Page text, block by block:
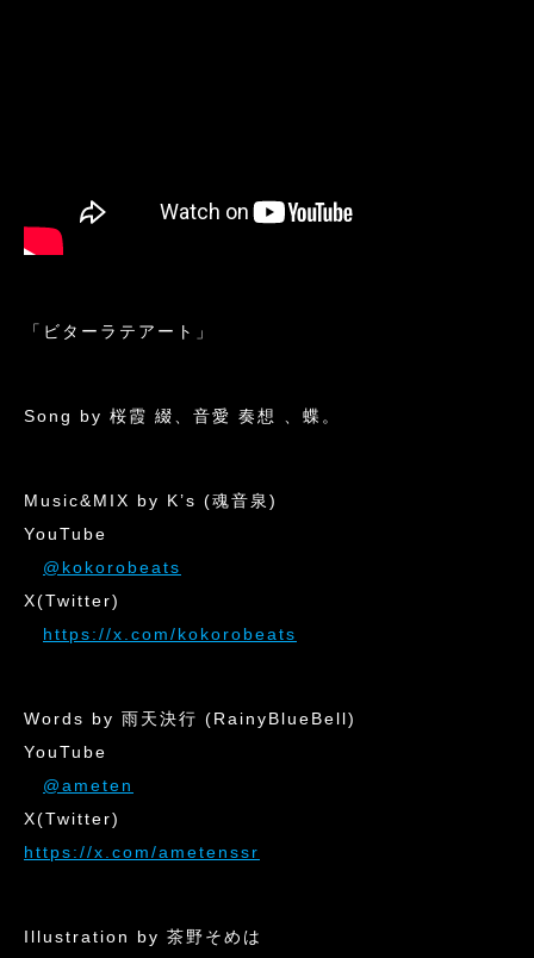
「ビターラテアート」
Song by 桜霞 綴、音愛 奏想 、蝶。
Music&MIX by K’s (魂音泉)
YouTube
@kokorobeats
X(Twitter)
https://x.com/kokorobeats
Words by 雨天決行 (RainyBlueBell)
YouTube
@ameten
X(Twitter)
https://x.com/ametenssr
Illustration by 茶野そめは